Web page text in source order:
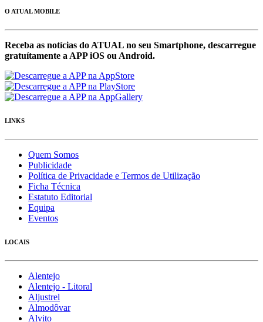
O ATUAL MOBILE
Receba as notícias do ATUAL no seu Smartphone, descarregue
gratuítamente a APP iOS ou Android.
LINKS
Quem Somos
Publicidade
Política de Privacidade e Termos de Utilização
Ficha Técnica
Estatuto Editorial
Equipa
Eventos
LOCAIS
Alentejo
Alentejo - Litoral
Aljustrel
Almodôvar
Alvito